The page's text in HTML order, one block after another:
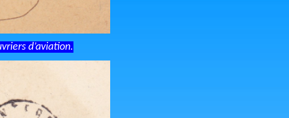
d’aviation.